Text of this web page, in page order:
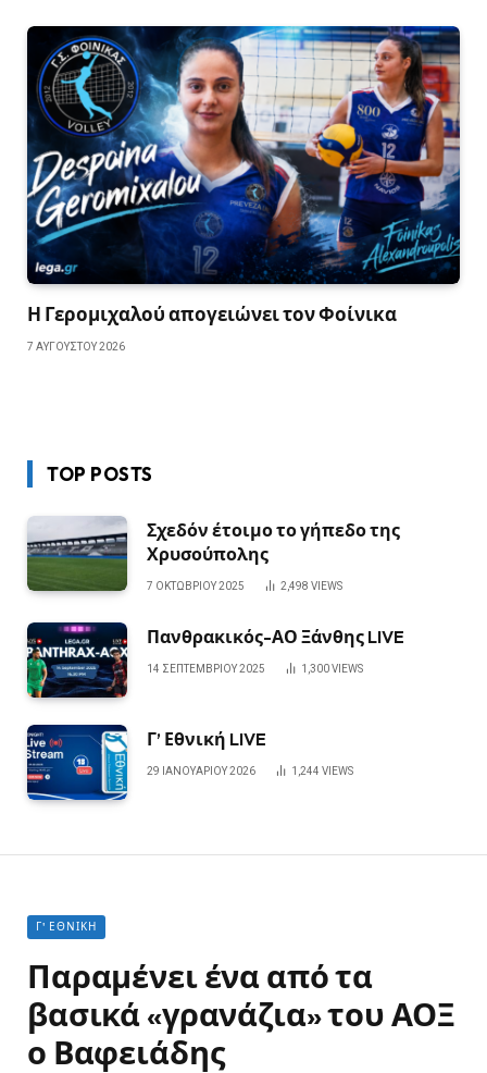
Η Γερομιχαλού απογειώνει τον Φοίνικα
7 ΑΥΓΟΎΣΤΟΥ 2026
TOP POSTS
Σχεδόν έτοιμο το γήπεδο της
Χρυσούπολης
7 ΟΚΤΩΒΡΊΟΥ 2025 2,498 VIEWS
Πανθρακικός-ΑΟ Ξάνθης LIVE
14 ΣΕΠΤΕΜΒΡΊΟΥ 2025 1,300VIEWS
Γ’ Εθνική LIVE
29 ΙΑΝΟΥΑΡΊΟΥ 2026 1,244 VIEWS
Γ' ΕΘΝΙΚΉ
Παραμένει ένα από τα
βασικά «γρανάζια» του ΑΟΞ
ο Βαφειάδης